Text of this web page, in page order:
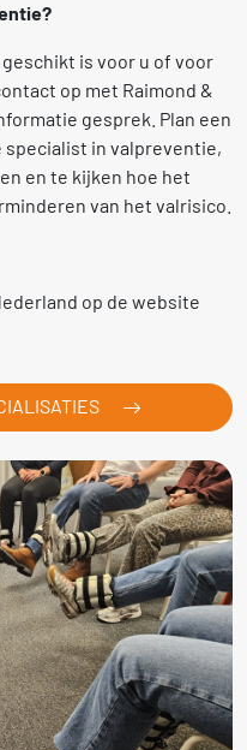
is voor u of voor
op met Raimond &
gesprek. Plan een
specialist in valpreventie,
en te kijken hoe het
van het valrisico.
op de website